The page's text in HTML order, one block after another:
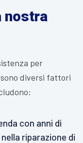
nostra
per
diversi fattori
con anni di
riparazione di